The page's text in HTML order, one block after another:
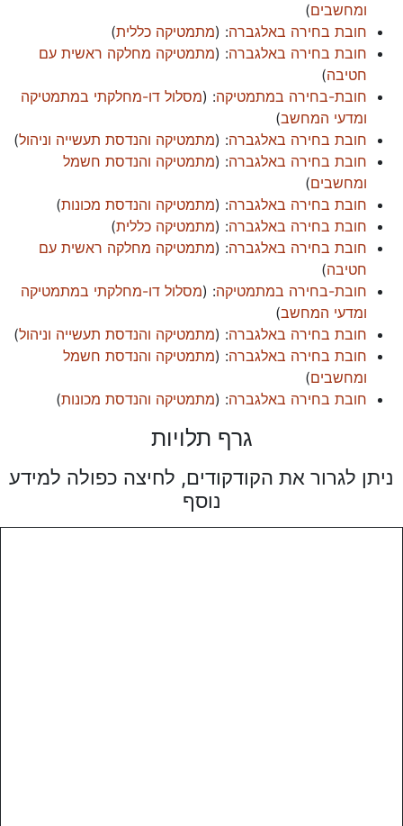
ומחשבים)
חובת בחירה באלגברה: (מתמטיקה כללית)
חובת בחירה באלגברה: (מתמטיקה מחלקה ראשית עם
חטיבה)
חובת-בחירה במתמטיקה: (מסלול דו-מחלקתי במתמטיקה
ומדעי המחשב)
חובת בחירה באלגברה: (מתמטיקה והנדסת תעשייה וניהול)
חובת בחירה באלגברה: (מתמטיקה והנדסת חשמל
ומחשבים)
חובת בחירה באלגברה: (מתמטיקה והנדסת מכונות)
חובת בחירה באלגברה: (מתמטיקה כללית)
חובת בחירה באלגברה: (מתמטיקה מחלקה ראשית עם
חטיבה)
חובת-בחירה במתמטיקה: (מסלול דו-מחלקתי במתמטיקה
ומדעי המחשב)
חובת בחירה באלגברה: (מתמטיקה והנדסת תעשייה וניהול)
חובת בחירה באלגברה: (מתמטיקה והנדסת חשמל
ומחשבים)
חובת בחירה באלגברה: (מתמטיקה והנדסת מכונות)
גרף תלויות
ניתן לגרור את הקודקודים, לחיצה כפולה למידע
נוסף